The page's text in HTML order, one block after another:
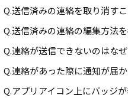
Q.送信済みの連絡を取り消す
Q.送信済みの連絡の編集方法
Q.連絡が送信できないのはな
Q.連絡があった際に通知が届
Q.アプリアイコン上にバッジ